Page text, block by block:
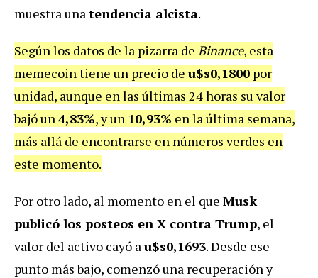
muestra unatendencia alcista.
Según los datos de la pizarra de Binance, esta
memecoin tiene un precio de u$s0,1800 por
unidad, aunque en las últimas 24 horas su valor
bajó un4,83%, y un 10,93% en la última semana,
más allá de encontrarse en números verdes en
este momento.
Por otro lado, al momento en el que Musk
publicó los posteos en X contra Trump, el
valor del activo cayó au$s0,1693. Desde ese
punto más bajo, comenzó una recuperación y